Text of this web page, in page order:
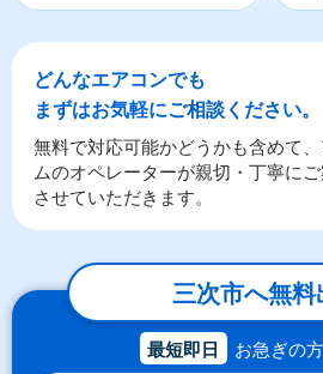
どんなエアコンでも
まずはお気軽にご相談ください。
無料で対応可能かどうかも含めて、
ムのオペレーターが親切・丁寧に
させていただきます。
三次市へ無料
最短即日 お急ぎの